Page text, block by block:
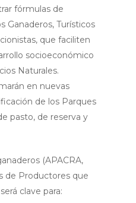
fórmulas de
Ganaderos, Turísticos
que faciliten
socioeconómico
Naturales.
en nuevas
de los Parques
pasto, de reserva y
(APACRA,
de Productores que
clave para: